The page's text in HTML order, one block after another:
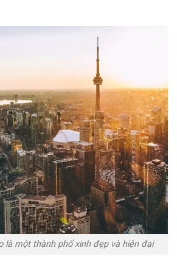
là một thành phố xinh đẹp và hiện đại